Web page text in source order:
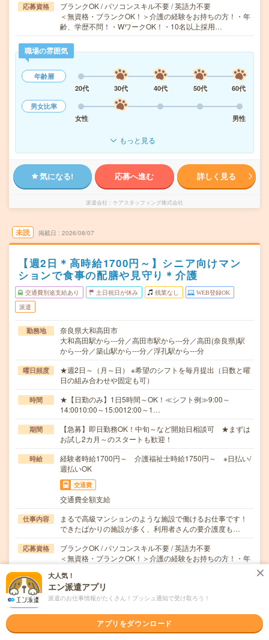
応募資格
ブランクOK / パソコンスキル不要 / 英語力不要
＜無資格・ブランクOK！＞介護の経験をお持ちの方！・年
齢、学歴不問！・WワークOK！・10名以上採用…
職場の雰囲気
年齢層
20代
30代 40代 50代
60代
男女比率
女性
男性
もっと見る
気になる! 応募へ進む 詳しく見る
派遣会社 ケアスタッフィング株式会社
未読 掲載日 2026/08/07
【週2日＊高時給1700円～】シニア向けマン
ションで食事の配膳や見守り＊介護
交通費別途支給あり 土日祝日が休み 残業なし WEB登録OK
派遣
勤務地
奈良県大和高田市
大和高田駅から---分／高田市駅から---分／高田(奈良県)駅
から---分／築山駅から---分／浮孔駅から---分
曜日頻度
★週2日～（月～日） ※希望のシフトを毎月提出（日数と曜
日の組み合わせや固定も可）
時間
★【日勤のみ】1日5時間～OK！≪シフト例≫9:00～
14:0010:00～15:0012:00～1…
期間
【急募】即日勤務OK！中旬～など開始日相談可 ★まずは
お試し2カ月～のスタートも歓迎！
時給
経験者時給1700円～ 介護福祉士時給1750円～ ※日払い/
週払いOK
交通費
交通費全額支給
仕事内容
まるで高級マンションのような施設で働けるお仕事です！
できたばかりの施設が多く、利用者さんの要介護度も…
応募資格
ブランクOK / パソコンスキル不要 / 英語力不要
＜無資格・ブランクOK！＞介護の経験をお持ちの方！・年
職場の雰囲気
20代
30代 40代 50代 60代
大人気！
エン派遣アプリ
派遣のお仕事情報がたくさん！プッシュ通知で受け取ろう！
アプリをダウンロード